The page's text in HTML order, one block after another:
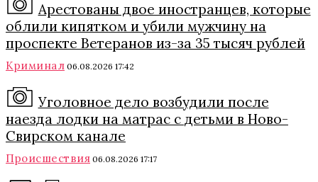
Арестованы двое иностранцев, которые
облили кипятком и убили мужчину на
проспекте Ветеранов из-за 35 тысяч рублей
Криминал 06.08.2026 17:42
Уголовное дело возбудили после
наезда лодки на матрас с детьми в Ново-
Свирском канале
Происшествия 06.08.2026 17:17